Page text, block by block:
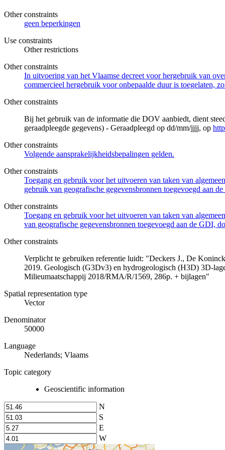
Other constraints
geen beperkingen
Use constraints
Other restrictions
Other constraints
In uitvoering van het Vlaamse decreet voor hergebruik van
commercieel hergebruik voor onbepaalde duur is toegelaten,
Other constraints
Bij het gebruik van de informatie die DOV aanbiedt, dient
geraadpleegde gegevens) - Geraadpleegd op dd/mm/jjjj, op
Other constraints
Volgende aansprakelijkheidsbepalingen gelden.
Other constraints
Toegang en gebruik voor het uitvoeren van taken van
gebruik van geografische gegevensbronnen toegevoegd aan
Other constraints
Toegang en gebruik voor het uitvoeren van taken van
van geografische gegevensbronnen toegevoegd aan de GDI,
Other constraints
Verplicht te gebruiken referentie luidt: "Deckers J., De
2019. Geologisch (G3Dv3) en hydrogeologisch (H3D) 3D-
Milieumaatschappij 2018/RMA/R/1569, 286p. + bijlagen"
Spatial representation type
Vector
Denominator
50000
Language
Nederlands; Vlaams
Topic category
Geoscientific information
N
S
E
W